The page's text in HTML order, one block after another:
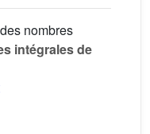
nombres
intégrales de